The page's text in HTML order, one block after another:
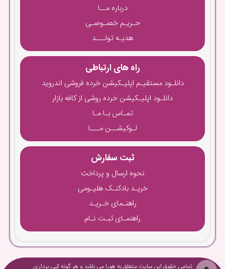
درباره مــا
حـریـم خصـوصـی
هدیـه تولـــد
راه های ارتباطی
دانلـود مستقیـم اپلیـکیشن خرده فروشی اندروید
دانلـود اپلیـکیشن خرده روشی از کافه بازار
تمـاس بـا مـا
لـوکیشــن مـــا
ثبت سفارش
نحوه ارسال و پرداخت
خریـد بادکنـک هلیـومی
راهنـمای خـریـد
راهنمـای ثبـت نـام
تمامی حقوق این سایت متعلق به هورا می باشد و هر گونه کپی برداری